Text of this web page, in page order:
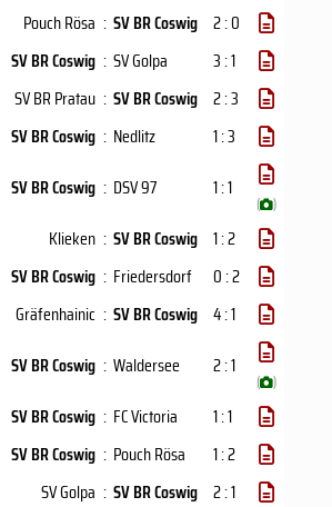
Pouch Rösa : SV BR Coswig 2 : 0
SV BR Coswig : SV Golpa
3 : 1
SV BR Pratau : SV BR Coswig 2 : 3
SV BR Coswig : Nedlitz
1 : 3
SV BR Coswig : DSV 97 1 : 1
( )
Klieken : SV BR Coswig 1 : 2
SV BR Coswig : Friedersdorf
0 : 2
Gräfenhainic : SV BR Coswig 4 : 1
SV BR Coswig : Waldersee 2 : 1
( )
SV BR Coswig : FC Victoria
1 : 1
SV BR Coswig : Pouch Rösa
1 : 2
SV Golpa : SV BR Coswig 2 : 1